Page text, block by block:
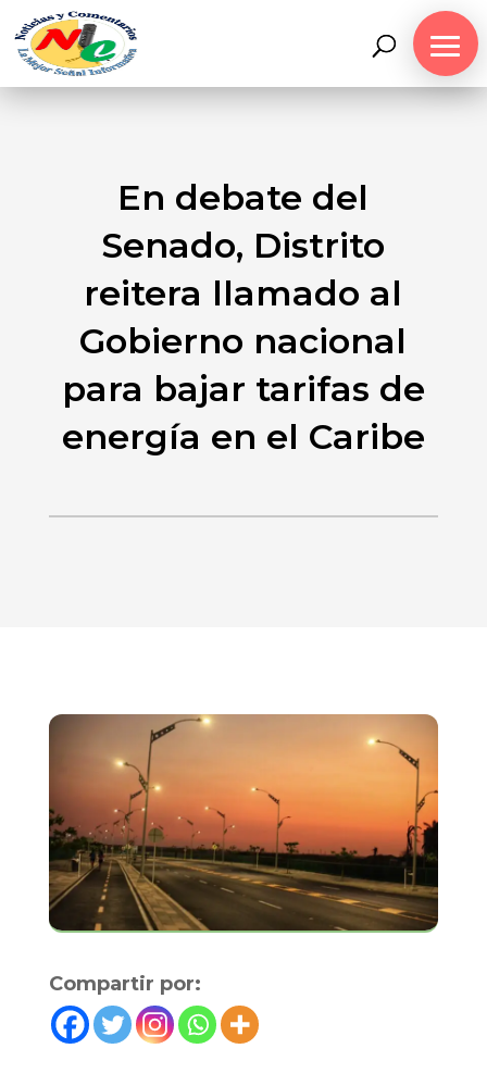
En debate del
Senado, Distrito
reitera llamado al
Gobierno nacional
para bajar tarifas de
energía en el Caribe
Compartir por: